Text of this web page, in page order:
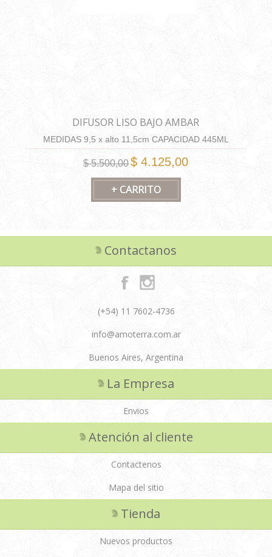
DIFUSOR LISO BAJO AMBAR
MEDIDAS 9,5 x alto 11,5cm CAPACIDAD 445ML
$ 5.500,00$ 4.125,00
Contactanos
(+54) 11 7602-4736
info@amoterra.com.ar
Buenos Aires, Argentina
La Empresa
Envios
Atención al cliente
Contactenos
Mapa del sitio
Tienda
Nuevos productos